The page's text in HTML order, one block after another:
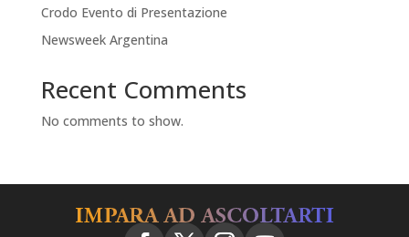
Crodo Evento di Presentazione
Newsweek Argentina
Recent Comments
No comments to show.